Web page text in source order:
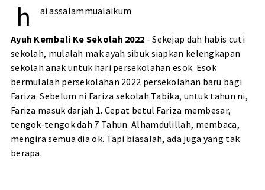
h ai assalammualaikum
Ayuh Kembali Ke Sekolah 2022 - Sekejap dah habis cuti
sekolah, mulalah mak ayah sibuk siapkan kelengkapan
sekolah anak untuk hari persekolahan esok. Esok
bermulalah persekolahan 2022 persekolahan baru bagi
Fariza. Sebelum ni Fariza sekolah Tabika, untuk tahun ni,
Fariza masuk darjah 1. Cepat betul Fariza membesar,
tengok-tengok dah 7 Tahun. Alhamdulillah, membaca,
mengira semua dia ok. Tapi biasalah, ada juga yang tak
berapa.